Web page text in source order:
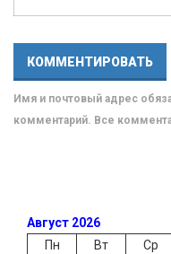
Имя и почтовый адрес
комментарий. Все
Август 2026
Пн
Вт Ср